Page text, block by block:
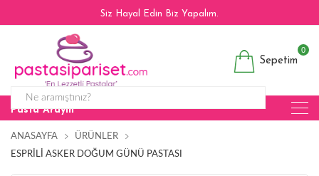
Siz Hayal Edin Biz Yapalım.
Sepetim
0
Pasta Arayın
ANASAYFA
ÜRÜNLER
ESPRILI ASKER DOĞUM GÜNÜ PASTASI